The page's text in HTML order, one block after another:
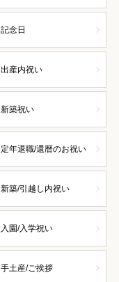
記念日
出産内祝い
新築祝い
定年退職/還暦のお祝い
新築/引越し内祝い
入園/入学祝い
手土産/ご挨拶